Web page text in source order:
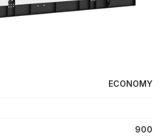
ECONOMY
900